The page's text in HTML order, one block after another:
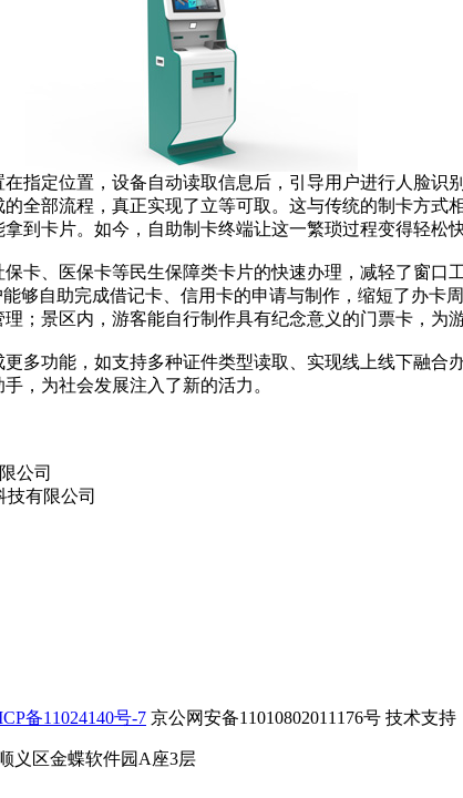
定位置，设备自动读取信息后，引导用户进行人脸识
全部流程，真正实现了立等可取。这与传统的制卡方式
到卡片。如今，自助制卡终端让这一繁琐过程变得轻松快
、医保卡等民生保障类卡片的快速办理，减轻了窗口
够自助完成借记卡、信用卡的申请与制作，缩短了办卡
；景区内，游客能自行制作具有纪念意义的门票卡，为
功能，如支持多种证件类型读取、实现线上线下融合
，为社会发展注入了新的活力。
备11024140号-7 京公网安备11010802011176号 技术支持
义区金蝶软件园A座3层